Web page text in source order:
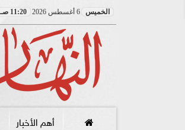
الخميس 6 أغسطس 2026 11:20 صـ
أهم الأخبار